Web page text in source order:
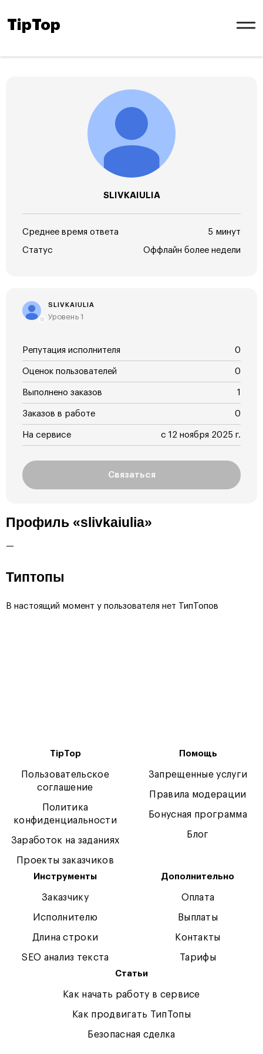
TipTop
SLIVKAIULIA
Среднее время ответа 5 минут
Статус Оффлайн более недели
SLIVKAIULIA
Уровень 1
Репутация исполнителя 0
Оценок пользователей 0
Выполнено заказов 1
Заказов в работе 0
На сервисе с 12 ноября 2025 г.
Связаться
Профиль «slivkaiulia»
—
Типтопы
В настоящий момент у пользователя нет ТипТопов
TipTop
Пользовательское
соглашение
Политика
конфиденциальности
Заработок на заданиях
Проекты заказчиков
Помощь
Запрещенные услуги
Правила модерации
Бонусная программа
Блог
Инструменты
Заказчику
Исполнителю
Длина строки
SEO анализ текста
Дополнительно
Оплата
Выплаты
Контакты
Тарифы
Статьи
Как начать работу в сервисе
Как продвигать ТипТопы
Безопасная сделка